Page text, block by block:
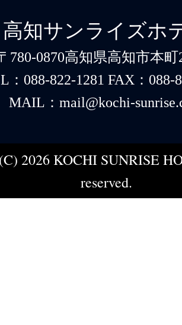
高知サンライズホ
780-0870高知県高知市本町
：088-822-1281 FAX：088-
MAIL：mail@kochi-
2026 KOCHI SUNRISE
reserved.